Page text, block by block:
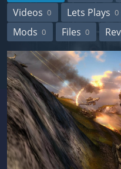
Videos 0 Lets Plays 0
Mods 0 Files 0